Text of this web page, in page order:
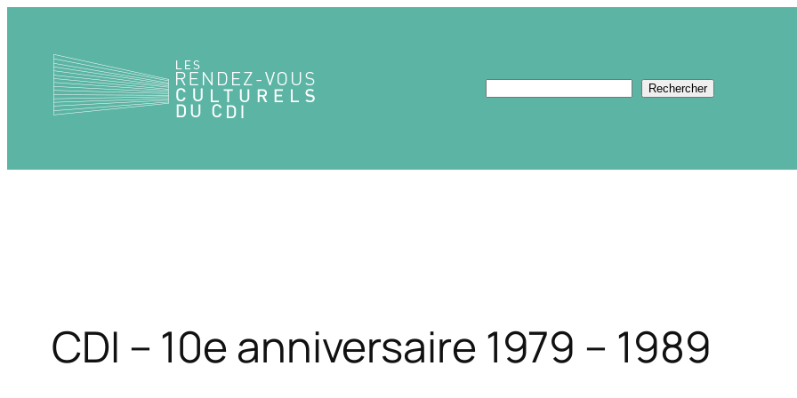
contenu
Rechercher Rechercher
CDI – 10e anniversaire 1979 – 1989